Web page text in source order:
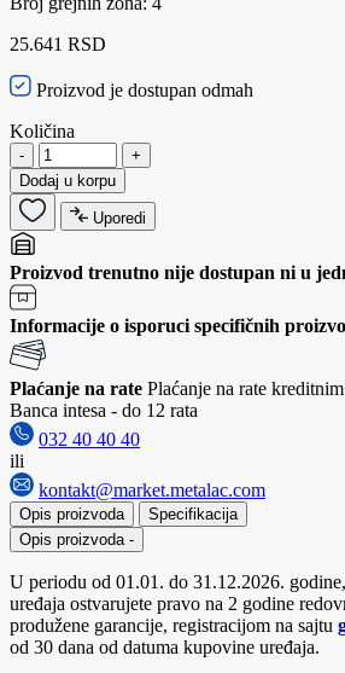
25.641 RSD
Proizvod je dostupan odmah
Količina
-
+
Dodaj u korpu
Uporedi
Proizvod trenutno nije dostupan ni u
Informacije o isporuci specifičnih
Plaćanje na rate Plaćanje na rate
Banca intesa - do 12 rata
032 40 40 40
ili
kontakt@market.metalac.com
Opis proizvoda
Specifikacija
Opis proizvoda -
U periodu od 01.01. do 31.12.2026.
uređaja ostvarujete pravo na 2 godine
produžene garancije, registracijom na sajtu
od 30 dana od datuma kupovine uređaja.